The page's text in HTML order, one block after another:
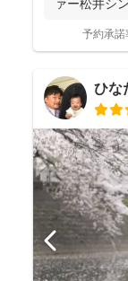
ァー松井シ
予約承諾
ひな